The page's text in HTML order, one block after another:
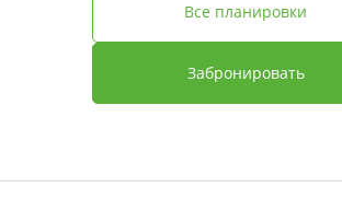
Забронировать
Все планировки